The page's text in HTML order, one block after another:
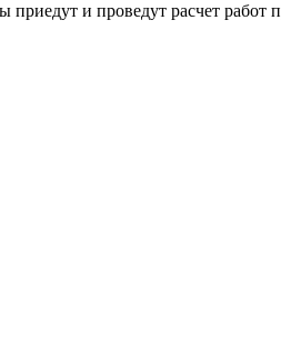
и проведут расчет работ